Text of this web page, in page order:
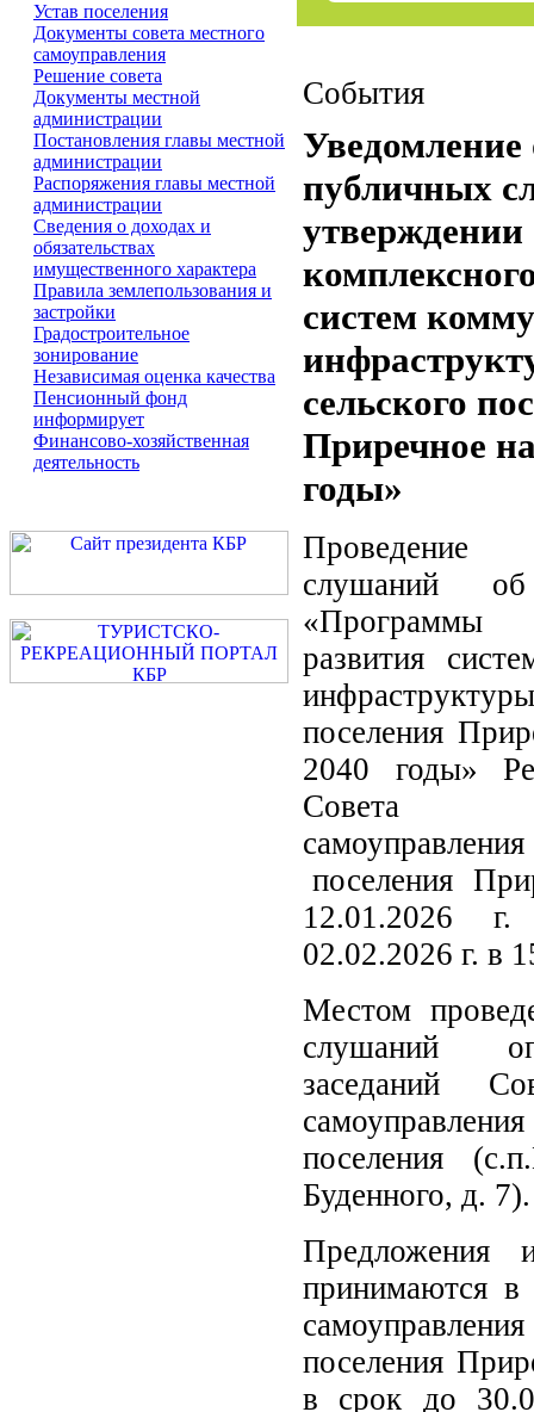
Устав поселения
Документы совета местного
самоуправления
Решение совета
Документы местной
администрации
Постановления главы местной
администрации
Распоряжения главы местной
администрации
Сведения о доходах и
обязательствах
имущественного характера
Правила землепользования и
застройки
Градостроительное
зонирование
Независимая оценка качества
Пенсионный фонд
информирует
Финансово-хозяйственная
деятельность
События
Уведомление
публичных
систем
сельского
Приречное
годы»
слушаний об
«Программы
развития
поселения
2040 годы»
Совета
поселения
12.01.2026
02.02.2026 г. в
Местом
слушаний
заседаний
поселения
Буденного, д. 7).
Предложения
принимаются в
поселения
в срок до